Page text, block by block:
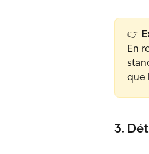
👉
En
que
3.